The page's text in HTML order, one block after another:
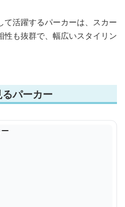
て活躍するパーカーは、スカー
性も抜群で、幅広いスタイリン
パーカー